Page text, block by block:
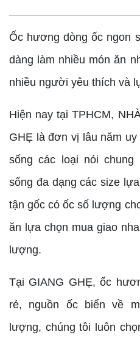
Ốc hương dòng ốc ngon
dàng làm nhiều món ăn
nhiều người yêu thích và
Hiện nay tại TPHCM,
GHẸ là đơn vị lâu năm
sống các loại nói
sống đa dạng các size
tận gốc có ốc số lượng
ăn lựa chọn mua giao
lượng.
Tại GIANG GHẸ, ốc
rẻ, nguồn ốc biển về
lượng, chúng tôi luôn